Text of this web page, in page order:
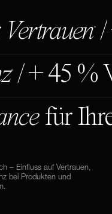
Vertrauen*/
*/ + 45 %
für
– Einfluss auf Vertrauen,
bei Produkten und